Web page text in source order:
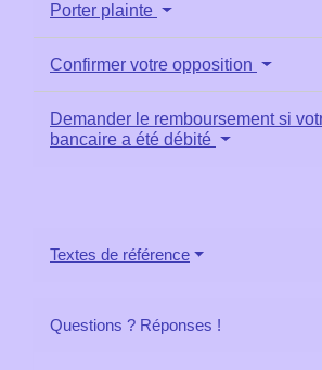
Porter plainte
Confirmer votre opposition
Demander le remboursement si
bancaire a été débité
Textes de référence
Questions ? Réponses !